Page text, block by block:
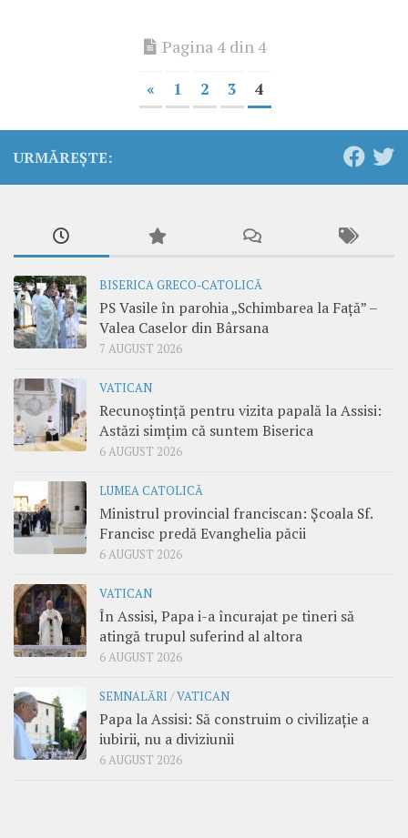
Pagina 4 din 4
« 1 2 3 4
URMĂREȘTE:
BISERICA GRECO-CATOLICĂ
PS Vasile în parohia „Schimbarea la Față” –
Valea Caselor din Bârsana
7 AUGUST 2026
VATICAN
Recunoștință pentru vizita papală la Assisi:
Astăzi simțim că suntem Biserica
6 AUGUST 2026
LUMEA CATOLICĂ
Ministrul provincial franciscan: Școala Sf.
Francisc predă Evanghelia păcii
6 AUGUST 2026
VATICAN
În Assisi, Papa i-a încurajat pe tineri să
atingă trupul suferind al altora
6 AUGUST 2026
SEMNALĂRI /VATICAN
Papa la Assisi: Să construim o civilizație a
iubirii, nu a diviziunii
6 AUGUST 2026